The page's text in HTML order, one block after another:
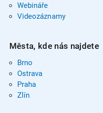
Webináře
Videozáznamy
Města, kde nás najdete
Brno
Ostrava
Praha
Zlín